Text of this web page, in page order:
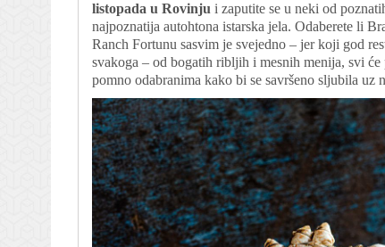
listopada u Rovinju i zaputite se u neki od
najpoznatija autohtona istarska jela. Odaberete li
Ranch Fortunu sasvim je svejedno – jer koji god
svakoga – od bogatih ribljih i mesnih menija, svi
pomno odabranima kako bi se savršeno sljubila uz